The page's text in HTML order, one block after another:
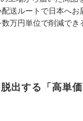
送ルートで日本へお
万円単位で削減でき
出する「高単